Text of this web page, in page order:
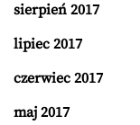
sierpień 2017
lipiec 2017
czerwiec 2017
maj 2017